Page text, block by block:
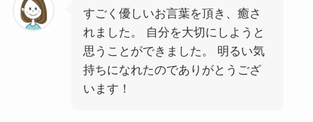
すごく優しいお言葉を頂き、癒さ
れました。 自分を大切にしようと
思うことができました。 明るい気
持ちになれたのでありがとうござ
います！